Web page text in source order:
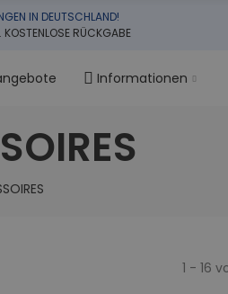
IN DEUTSCHLAND!
RÜCKGABE
Informationen
1 - 16